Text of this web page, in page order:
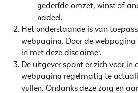
gederfde omzet, winst of
nadeel.
Het onderstaande is van
webpagina. Door de webpagina
in met deze disclaimer.
De uitgever spant er zich voor in
webpagina regelmatig te
vullen. Ondanks deze zorg en